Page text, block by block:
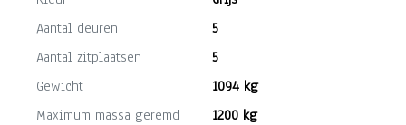
Aantal deuren
5
Aantal zitplaatsen
5
Gewicht
1094 kg
Maximum massa geremd
1200 kg